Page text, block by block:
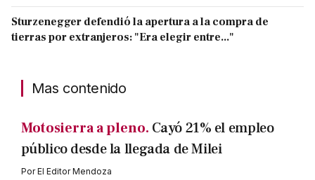
Sturzenegger defendió la apertura a la compra de
tierras por extranjeros: "Era elegir entre..."
Mas contenido
Motosierra a pleno. Cayó 21% el empleo
público desde la llegada de Milei
PorEl Editor Mendoza